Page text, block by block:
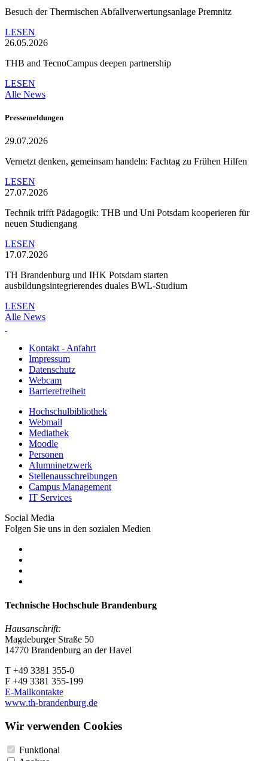
Besuch der Thermischen Abfallverwertungsanlage Premnitz
LESEN
26.05.2026
THB and TecnoCampus deepen partnership
LESEN
Alle News
Pressemeldungen
29.07.2026
Vernetzt denken, gemeinsam handeln: Fachtag zu Frühen Hilfen
LESEN
27.07.2026
Technik trifft Pädagogik: THB und Uni Potsdam kooperieren für
neuen Studiengang
LESEN
17.07.2026
TH Brandenburg und IHK Potsdam starten
ausbildungsintegrierendes duales BWL-Studium
LESEN
Alle News
Kontakt - Anfahrt
Impressum
Datenschutz
Webcam
Barrierefreiheit
Hochschulbibliothek
Webmail
Mediathek
Moodle
Personen
Alumninetzwerk
Stellenausschreibungen
Campus Management
IT Services
Social Media
Folgen Sie uns in den sozialen Medien
Technische Hochschule Brandenburg
Hausanschrift:
Magdeburger Straße 50
14770 Brandenburg an der Havel
T +49 3381 355-0
F +49 3381 355-199
E-Mailkontakte
www.th-brandenburg.de
Wir verwenden Cookies
Funktional